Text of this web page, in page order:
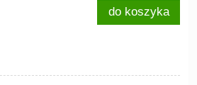
do koszyka